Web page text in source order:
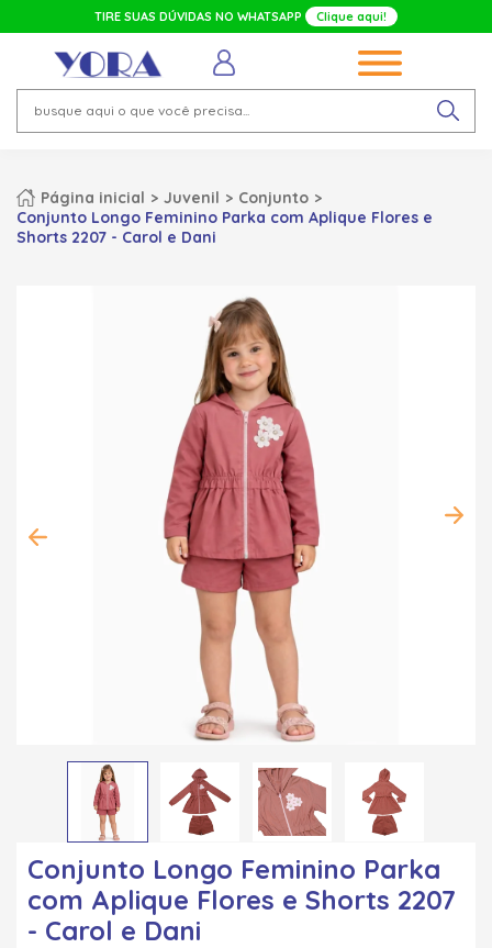
TIRE SUAS DÚVIDAS NO WHATSAPP Clique aqui!
Página inicial Juvenil
Conjunto
Conjunto Longo Feminino Parka com Aplique Flores e
Shorts 2207 - Carol e Dani
Conjunto Longo Feminino Parka
com Aplique Flores e Shorts 2207
- Carol e Dani